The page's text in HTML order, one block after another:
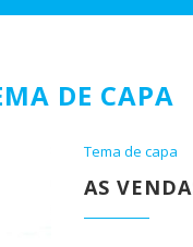
DE CAPA
Tema de capa
AS